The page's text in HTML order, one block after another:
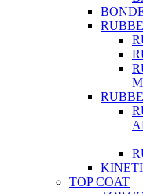
TOP COAT